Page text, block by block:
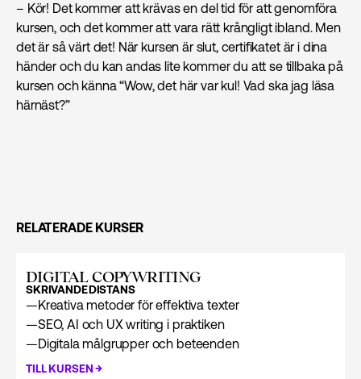
– Kör! Det kommer att krävas en del tid för att genomföra
kursen, och det kommer att vara rätt krångligt ibland. Men
det är så värt det! När kursen är slut, certifikatet är i dina
händer och du kan andas lite kommer du att se tillbaka på
kursen och känna “Wow, det här var kul! Vad ska jag läsa
härnäst?”
RELATERADE KURSER
DIGITAL COPYWRITING
SKRIVANDEDISTANS
—Kreativa metoder för effektiva texter
—SEO, AI och UX writing i praktiken
—Digitala målgrupper och beteenden
TILL KURSEN→